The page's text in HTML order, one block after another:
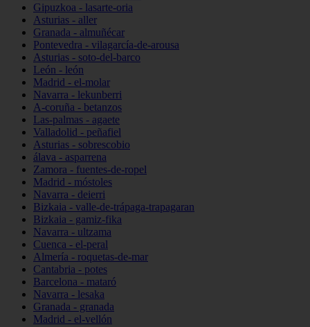
Gipuzkoa - lasarte-oria
Asturias - aller
Granada - almuñécar
Pontevedra - vilagarcía-de-arousa
Asturias - soto-del-barco
León - león
Madrid - el-molar
Navarra - lekunberri
A-coruña - betanzos
Las-palmas - agaete
Valladolid - peñafiel
Asturias - sobrescobio
álava - asparrena
Zamora - fuentes-de-ropel
Madrid - móstoles
Navarra - deierri
Bizkaia - valle-de-trápaga-trapagaran
Bizkaia - gamiz-fika
Navarra - ultzama
Cuenca - el-peral
Almería - roquetas-de-mar
Cantabria - potes
Barcelona - mataró
Navarra - lesaka
Granada - granada
Madrid - el-vellón